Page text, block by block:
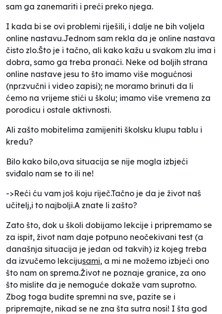
sam ga zanemariti i preći preko njega.
I kada bi se ovi problemi riješili, i dalje ne bih voljela
online nastavu.Jednom sam rekla da je online nastava
čisto zlo.Što je i tačno, ali kako kažu u svakom zlu ima i
dobra, samo ga treba pronaći. Neke od boljih strana
online nastave jesu to što imamo više mogućnosi
(npr.zvučni i video zapisi); ne moramo brinuti da li
ćemo na vrijeme stići u školu; imamo više vremena za
porodicu i ostale aktivnosti.
Ali zašto mobitelima zamijeniti školsku klupu tablu i
kredu?
Bilo kako bilo,ova situacija se nije mogla izbjeći
sviđalo nam se to ili ne!
->Reći ću vam još koju riječ.Tačno je da je život naš
učitelj,i to najbolji.A znate li zašto?
Zato što, dok u školi dobijamo lekcije i pripremamo se
za ispit, život nam daje potpuno neočekivani test (a
današnja situacija je jedan od takvih) iz kojeg treba
da izvučemo lekcijusami, a mi ne možemo izbjeći ono
što nam on sprema.Život ne poznaje granice, za ono
što mislite da je nemoguće dokaže vam suprotno.
Zbog toga budite spremni na sve, pazite se i
pripremajte, nikad se ne zna šta sutra nosi! I šta god